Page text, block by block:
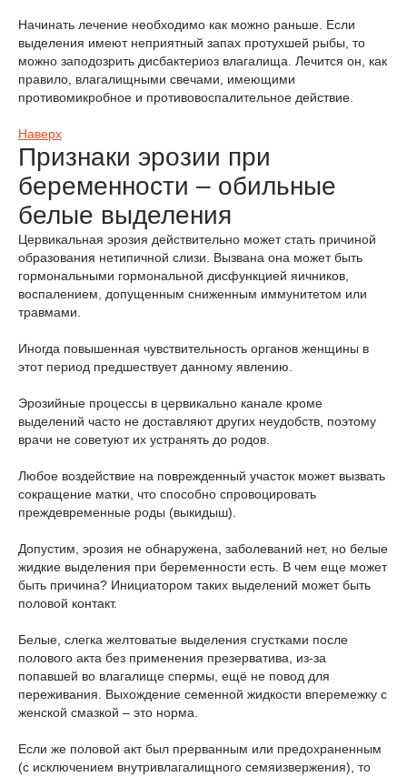
Начинать лечение необходимо как можно раньше. Если
выделения имеют неприятный запах протухшей рыбы, то
можно заподозрить дисбактериоз влагалища. Лечится он, как
правило, влагалищными свечами, имеющими
противомикробное и противовоспалительное действие.
Наверх
Признаки эрозии при
беременности – обильные
белые выделения
Цервикальная эрозия действительно может стать причиной
образования нетипичной слизи. Вызвана она может быть
гормональными гормональной дисфункцией яичников,
воспалением, допущенным сниженным иммунитетом или
травмами.
Иногда повышенная чувствительность органов женщины в
этот период предшествует данному явлению.
Эрозийные процессы в цервикально канале кроме
выделений часто не доставляют других неудобств, поэтому
врачи не советуют их устранять до родов.
Любое воздействие на поврежденный участок может вызвать
сокращение матки, что способно спровоцировать
преждевременные роды (выкидыш).
Допустим, эрозия не обнаружена, заболеваний нет, но белые
жидкие выделения при беременности есть. В чем еще может
быть причина? Инициатором таких выделений может быть
половой контакт.
Белые, слегка желтоватые выделения сгустками после
полового акта без применения презерватива, из-за
попавшей во влагалище спермы, ещё не повод для
переживания. Выхождение семенной жидкости вперемежку с
женской смазкой – это норма.
Если же половой акт был прерванным или предохраненным
(с исключением внутривлагалищного семяизвержения), то